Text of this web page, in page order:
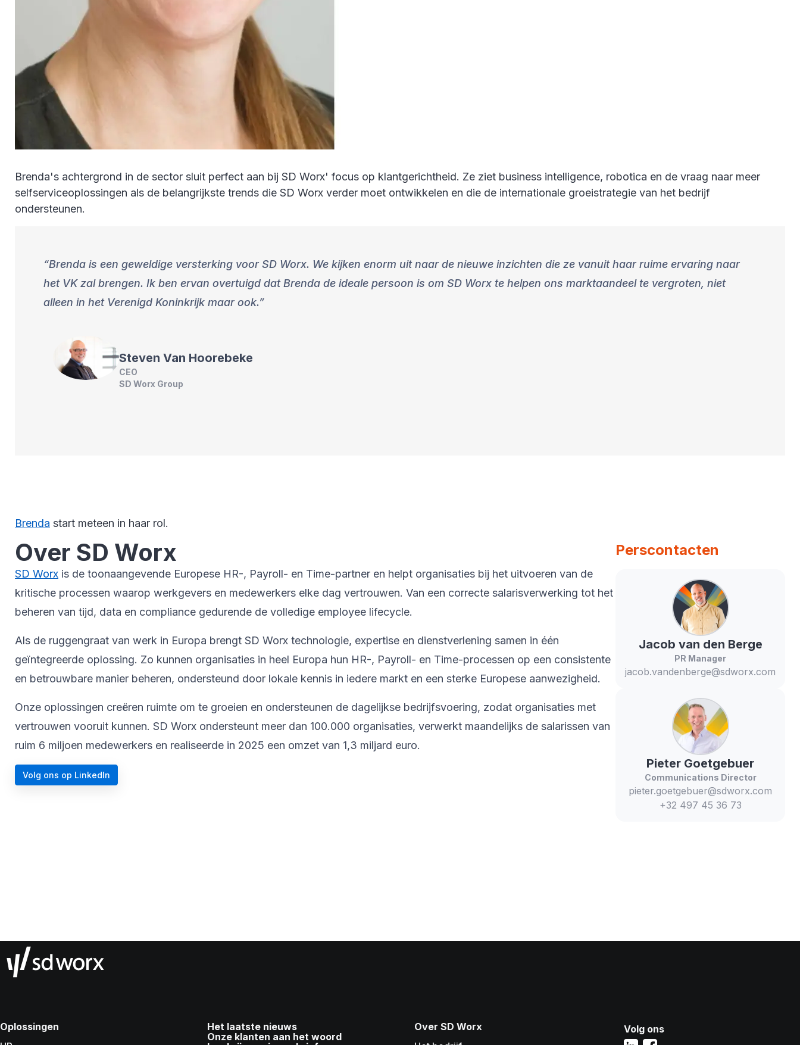
Brenda's achtergrond in de sector sluit perfect aan bij SD Worx' focus op klantgerichtheid. Ze ziet business intelligence, robotica en de vraag naar meer
selfserviceoplossingen als de belangrijkste trends die SD Worx verder moet ontwikkelen en die de internationale groeistrategie van het bedrijf
ondersteunen.
Brenda is een geweldige versterking voor SD Worx. We kijken enorm uit naar de nieuwe inzichten die ze vanuit haar ruime ervaring naar
het VK zal brengen. Ik ben ervan overtuigd dat Brenda de ideale persoon is om SD Worx te helpen ons marktaandeel te vergroten, niet
alleen in het Verenigd Koninkrijk maar ook.
Steven Van Hoorebeke
CEO
SD Worx Group
Brenda start meteen in haar rol.
Over SD Worx
SD Worx is de toonaangevende Europese HR-, Payroll- en Time-partner en helpt organisaties bij het uitvoeren van de
kritische processen waarop werkgevers en medewerkers elke dag vertrouwen. Van een correcte salarisverwerking tot het
beheren van tijd, data en compliance gedurende de volledige employee lifecycle.
Als de ruggengraat van werk in Europa brengt SD Worx technologie, expertise en dienstverlening samen in één
geïntegreerde oplossing. Zo kunnen organisaties in heel Europa hun HR-, Payroll- en Time-processen op een consistente
en betrouwbare manier beheren, ondersteund door lokale kennis in iedere markt en een sterke Europese aanwezigheid.
Onze oplossingen creëren ruimte om te groeien en ondersteunen de dagelijkse bedrijfsvoering, zodat organisaties met
vertrouwen vooruit kunnen. SD Worx ondersteunt meer dan 100.000 organisaties, verwerkt maandelijks de salarissen van
ruim 6 miljoen medewerkers en realiseerde in 2025 een omzet van 1,3 miljard euro.
Volg ons op LinkedIn
Perscontacten
Jacob van den Berge
PR Manager
jacob.vandenberge@sdworx.com
Pieter Goetgebuer
Communications Director
pieter.goetgebuer@sdworx.com
+32 497 45 36 73
Oplossingen
Het laatste nieuws
Onze klanten aan het woord
Over SD Worx
Volg ons